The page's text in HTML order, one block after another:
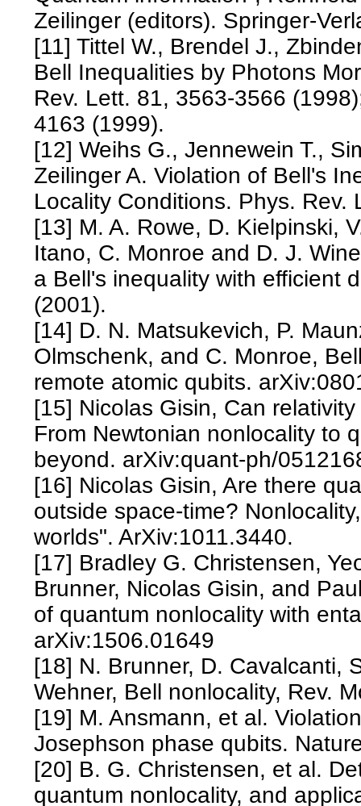
Zeilinger (editors). Springer-
[11] Tittel W., Brendel J.,
Bell Inequalities by Photons
Rev. Lett. 81, 3563-3566
4163 (1999).
[12] Weihs G., Jennewein T.,
Zeilinger A. Violation of Bell's
Locality Conditions. Phys.
[13] M. A. Rowe, D. Kielpinski,
Itano, C. Monroe and D. J.
a Bell's inequality with efficient
(2001).
[14] D. N. Matsukevich, P.
Olmschenk, and C. Monroe,
remote atomic qubits.
[15] Nicolas Gisin, Can
From Newtonian nonlocality to
beyond. arXiv:quant-ph/
[16] Nicolas Gisin, Are there
outside space-time?
worlds". ArXiv:1011.3440.
[17] Bradley G. Christensen,
Brunner, Nicolas Gisin, and
of quantum nonlocality with
arXiv:1506.01649
[18] N. Brunner, D. Cavalcanti,
Wehner, Bell nonlocality, Rev.
[19] M. Ansmann, et al.
Josephson phase qubits.
[20] B. G. Christensen, et al.
quantum nonlocality, and